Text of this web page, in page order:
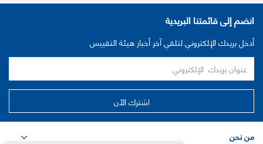
انضم إلى قائمتنا البريدية
أدخل بريدك الإلكتروني لتلقي آخر أخبار هيئة التقييس
من نحن